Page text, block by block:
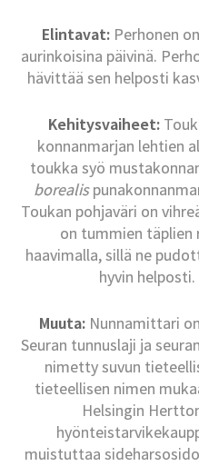
Elintavat:Perhonen
aurinkoisina päivinä.
hävittää sen helposti
Kehitysvaiheet:
konnanmarjan lehtien
toukka syö
borealis
Toukan pohjaväri on
on tummien täplien
haavimalla, sillä ne
hyvin
Muuta: Nunnamittari
Seuran tunnuslaji ja
nimetty suvun
tieteellisen nimen
Helsingin
muistuttaa